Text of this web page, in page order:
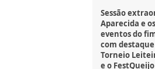
Sessão
Aparecida e
eventos do
com
Torneio
e o